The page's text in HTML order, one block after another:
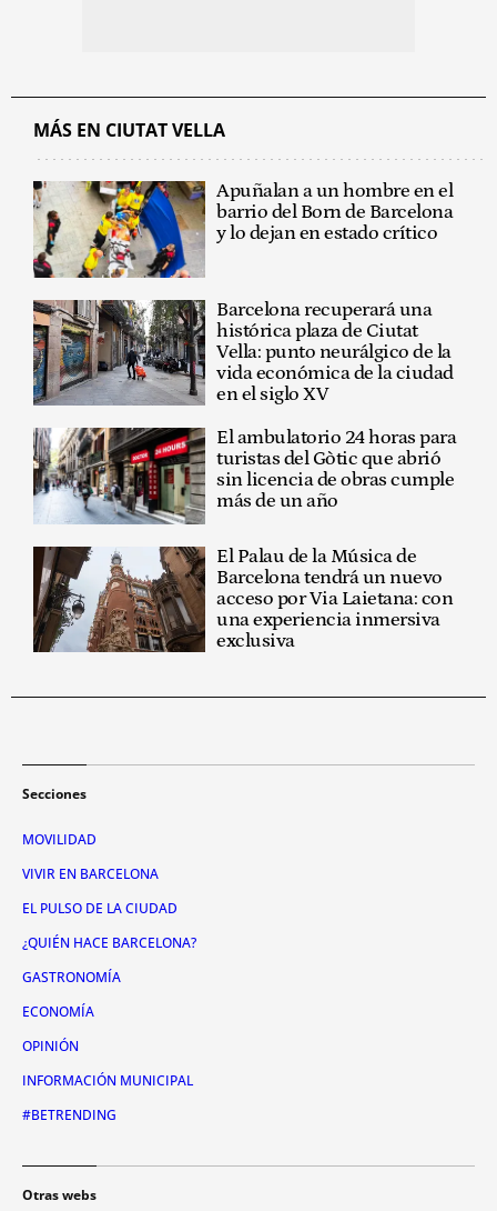
MÁS EN CIUTAT VELLA
Apuñalan a un hombre en el
barrio del Born de Barcelona
y lo dejan en estado crítico
Barcelona recuperará una
histórica plaza de Ciutat
Vella: punto neurálgico de la
vida económica de la ciudad
en el siglo XV
El ambulatorio 24 horas para
turistas del Gòtic que abrió
sin licencia de obras cumple
más de un año
El Palau de la Música de
Barcelona tendrá un nuevo
acceso por Via Laietana: con
una experiencia inmersiva
exclusiva
Secciones
MOVILIDAD
VIVIR EN BARCELONA
EL PULSO DE LA CIUDAD
¿QUIÉN HACE BARCELONA?
GASTRONOMÍA
ECONOMÍA
OPINIÓN
INFORMACIÓN MUNICIPAL
#BETRENDING
Otras webs